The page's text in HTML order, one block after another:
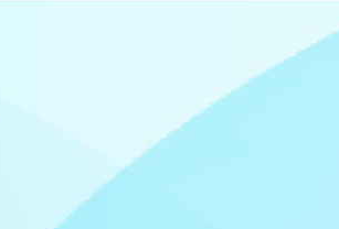
場内フリーWi-Fiご案内
ボートレース浜名湖の楽し
オラレ浜松
メンバーズルーム会員
選手応援横断幕について
冠レース協賛キャンペーン
イン